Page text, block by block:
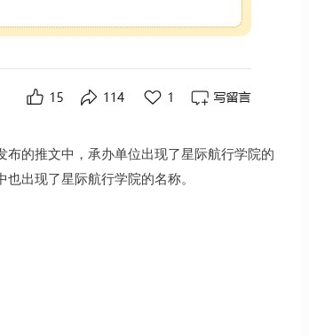
的推文中，承办单位出现了星际航行学院的
出现了星际航行学院的名称。